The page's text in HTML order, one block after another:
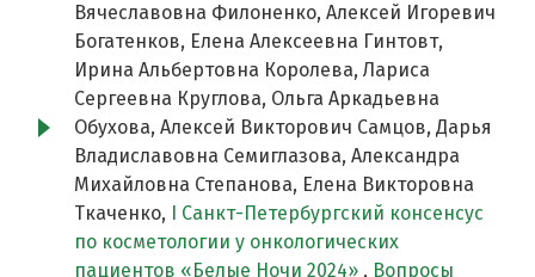
Вячеславовна Филоненко, Алексей Игоревич
Богатенков, Елена Алексеевна Гинтовт,
Ирина Альбертовна Королева, Лариса
Сергеевна Круглова, Ольга Аркадьевна
Обухова, Алексей Викторович Самцов, Дарья
Владиславовна Семиглазова, Александра
Михайловна Степанова, Елена Викторовна
Ткаченко,
I Санкт-Петербургский консенсус
по косметологии у онкологических
пациентов «Белые Ночи 2024» , Вопросы